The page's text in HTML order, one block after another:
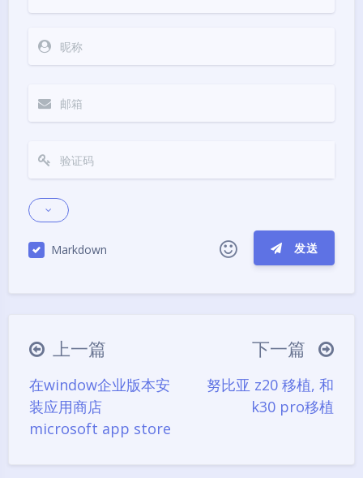
Markdown 发送
∠( ᐛ 」∠)＿
୧(๑•̀⌄•́๑)૭
(ノ°ο°)ノ
(´இ皿இ｀)
(╯°A°)╯︵○○○
上一篇
在window企业版本安
装应用商店
microsoft app store
下一篇
努比亚 z20 移植, 和
k30 pro移植